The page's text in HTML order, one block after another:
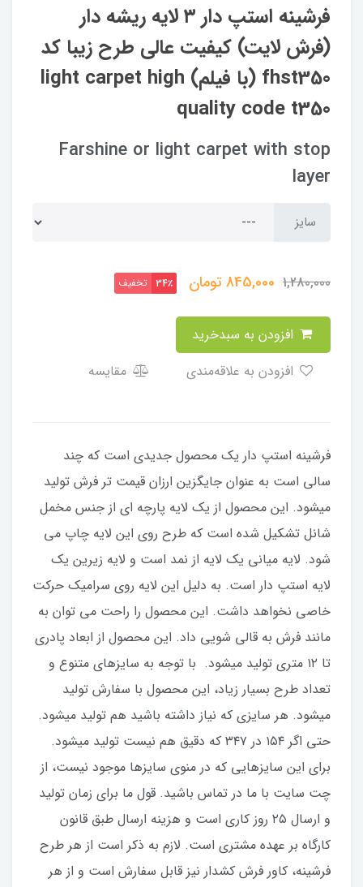
فرشینه استپ دار ۳ لایه ریشه دار
(فرش لایت) کیفیت عالی طرح زیبا کد
fhst350 (با فیلم) light carpet high
quality code t350
Farshine or light carpet with stop
layer
سایز
1,280,000
845,000تومان 34٪ تخفیف
مقایسه
فرشینه استپ دار یک محصول جدیدی است که چند
سالی است به عنوان جایگزین ارزان قیمت تر فرش تولید
میشود. این محصول از یک لایه پارچه ای از جنس مخمل
شانل تشکیل شده است که طرح روی این لایه چاپ می
شود. لایه میانی یک لایه از نمد است و لایه زیرین یک
لایه استپ دار است. به دلیل این لایه روی سرامیک حرکت
خاصی نخواهد داشت. این محصول را راحت می توان به
مانند فرش به قالی شویی داد. این محصول از ابعاد پادری
تا ۱۲ متری تولید میشود. با توجه به سایزهای متنوع و
تعداد طرح بسیار زیاد، این محصول با سفارش تولید
میشود. هر سایزی که نیاز داشته باشید هم تولید میشود.
حتی اگر ۱۵۴ در ۳۴۷ که دقیق هم نیست تولید میشود.
برای این سایزهایی که در منوی سایزها موجود نیست، از
چت سایت با ما در تماس باشید. قول ما برای زمان تولید
و ارسال ۲۵‌ روز کاری است و هزینه ارسال طبق قانون
کارگاه بر عهده مشتری است. لازم به ذکر است از هر طرح
فرشینه، کاور فرش کشدار نیز قابل‌ سفارش است و از هر